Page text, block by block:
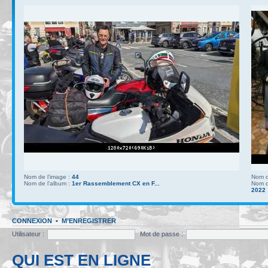
Nom de l’image : 44
Nom de l’album : 1er Rassemblement CX en F...
Nom
Nom
2022
CONNEXION •M’ENREGISTRER
Utilisateur :
Mot de passe :
QUI EST EN LIGNE